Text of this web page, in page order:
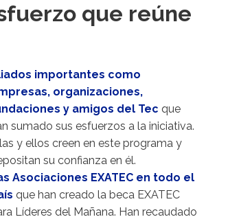
que reúne
importantes como
organizaciones,
y amigos del Tec que
sumado sus esfuerzos a la iniciativa.
y ellos creen en este programa y
su confianza en él.
Asociaciones EXATEC en todo el
que han creado la beca EXATEC
Líderes del Mañana. Han recaudado